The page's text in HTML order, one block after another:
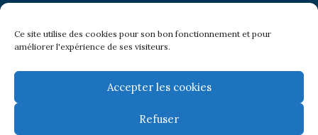
Ce site utilise des cookies pour son bon fonctionnement et pour
améliorer l'expérience de ses visiteurs.
Accepter les cookies
Refuser
(pas de courrier à cette adresse)
2 place Jules Joffrin - 75018
Metro: Jules Joffrin ou Simplon
Bus : Mairie du XVIII
Newsletter